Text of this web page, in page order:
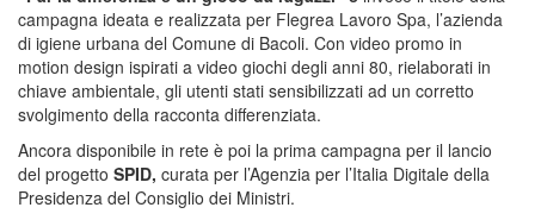
campagna ideata e realizzata per Flegrea Lavoro Spa, l’azienda
di igiene urbana del Comune di Bacoli. Con video promo in
motion design ispirati a video giochi degli anni 80, rielaborati in
chiave ambientale, gli utenti stati sensibilizzati ad un corretto
svolgimento della racconta differenziata.
Ancora disponibile in rete è poi la prima campagna per il lancio
del progetto SPID, curata per l’Agenzia per l’Italia Digitale della
Presidenza del Consiglio dei Ministri.